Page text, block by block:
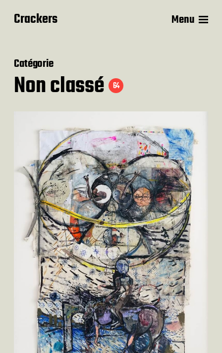
Crackers Menu
Catégorie
Non classé 64